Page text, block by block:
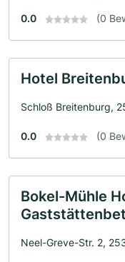
0.0 (0
Hotel
Schloß Breitenburg,
0.0 (0
Bokel-Mühle
Neel-Greve-Str. 2,